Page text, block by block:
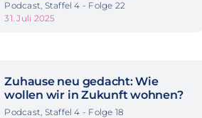
Podcast, Staffel 4 - Folge 22
31. Juli 2025
Zuhause neu gedacht: Wie
wollen wir in Zukunft wohnen?
Podcast, Staffel 4 - Folge 18